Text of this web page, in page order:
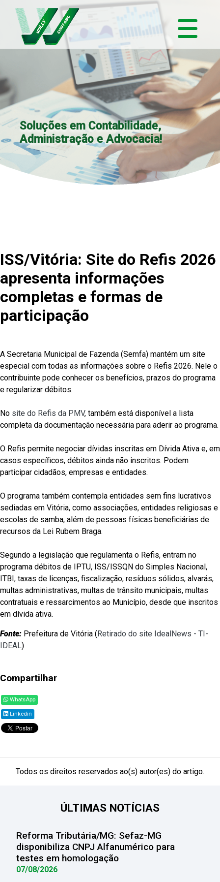
Soluções em Contabilidade,
Administração e Advocacia!
ISS/Vitória: Site do Refis 2026
apresenta informações
completas e formas de
participação
A Secretaria Municipal de Fazenda (Semfa) mantém um site
especial com todas as informações sobre o Refis 2026. Nele o
contribuinte pode conhecer os benefícios, prazos do programa
e regularizar débitos.
No site do Refis da PMV, também está disponível a lista
completa da documentação necessária para aderir ao programa.
O Refis permite negociar dívidas inscritas em Dívida Ativa e, em
casos específicos, débitos ainda não inscritos. Podem
participar cidadãos, empresas e entidades.
O programa também contempla entidades sem fins lucrativos
sediadas em Vitória, como associações, entidades religiosas e
escolas de samba, além de pessoas físicas beneficiárias de
recursos da Lei Rubem Braga.
Segundo a legislação que regulamenta o Refis, entram no
programa débitos de IPTU, ISS/ISSQN do Simples Nacional,
ITBI, taxas de licenças, fiscalização, resíduos sólidos, alvarás,
multas administrativas, multas de trânsito municipais, multas
contratuais e ressarcimentos ao Município, desde que inscritos
em dívida ativa.
Fonte: Prefeitura de Vitória (Retirado do site IdealNews - TI-
IDEAL)
Compartilhar
WhatsApp
Linkedin
Todos os direitos reservados ao(s) autor(es) do artigo.
ÚLTIMAS NOTÍCIAS
Reforma Tributária/MG: Sefaz-MG
disponibiliza CNPJ Alfanumérico para
testes em homologação
07/08/2026